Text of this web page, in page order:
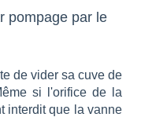
pompage par le
de vider sa cuve de
si l'orifice de la
interdit que la vanne